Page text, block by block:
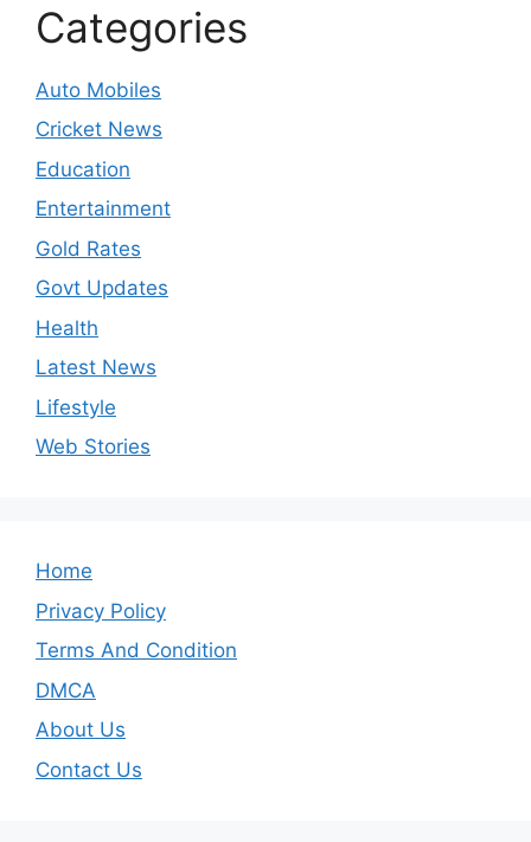
Categories
Auto Mobiles
Cricket News
Education
Entertainment
Gold Rates
Govt Updates
Health
Latest News
Lifestyle
Web Stories
Home
Privacy Policy
Terms And Condition
DMCA
About Us
Contact Us